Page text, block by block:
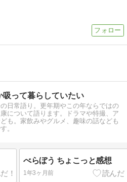
吸って暮らしていたい
日常語り。更年期やこの年ならではの
について語ります。ドラマや特撮、ア
も。家飲みやグルメ、趣味の話なども
。
べらぼう ちょこっと感想
1年3ヶ月前